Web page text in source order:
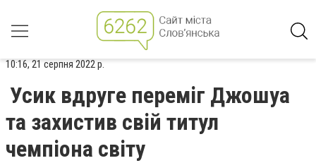
10:16, 21 серпня 2022 р.
Усик вдруге переміг Джошуа
та захистив свій титул
чемпіона світу